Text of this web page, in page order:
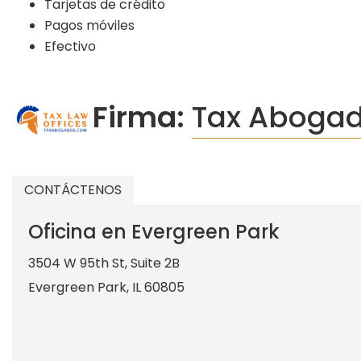
Tarjetas de crédito
Pagos móviles
Efectivo
Firma: Tax
CONTÁCTENOS
Oficina en Evergreen Park
3504 W 95th St, Suite 2B
Evergreen Park, IL60805